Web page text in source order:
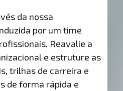
da nossa
por um time
Reavalie a
e estruture as
trilhas de carreira e
de forma rápida e